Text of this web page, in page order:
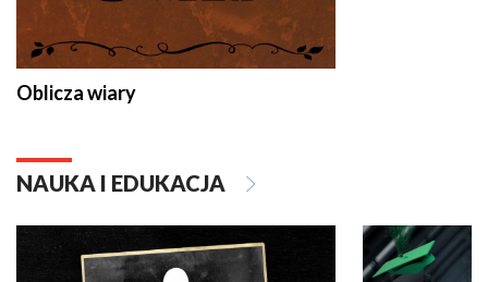
Oblicza wiary
NAUKA I EDUKACJA